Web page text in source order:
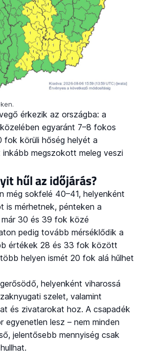
érkezik az országba: a
egyaránt 7–8 fokos
fok körüli hőség helyét a
megszokott meleg veszi
hűl az időjárás?
még sokfelé 40–41, helyenként
is mérhetnek, pénteken a
30 és 39 fok közé
pedig tovább mérséklődik a
értékek 28 és 33 fok között
helyen ismét 20 fok alá hűlhet
helyenként viharossá
szelet, valamint
és zivatarokat hoz. A csapadék
egyenetlen lesz – nem minden
jelentősebb mennyiség csak